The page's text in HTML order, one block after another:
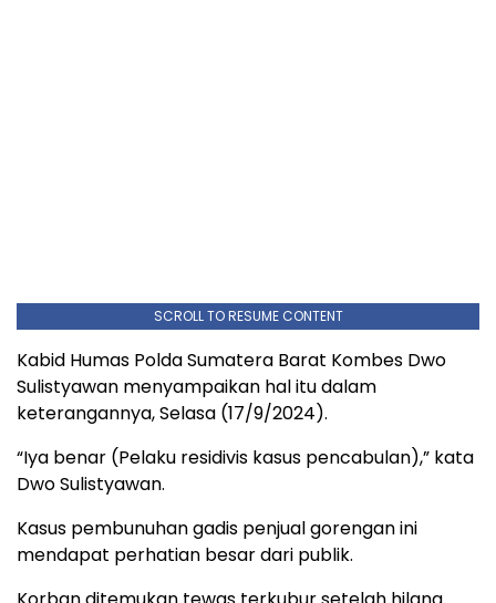
SCROLL TO RESUME CONTENT
Kabid Humas Polda Sumatera Barat Kombes Dwo
Sulistyawan menyampaikan hal itu dalam
keterangannya, Selasa (17/9/2024).
“Iya benar (Pelaku residivis kasus pencabulan),” kata
Dwo Sulistyawan.
Kasus pembunuhan gadis penjual gorengan ini
mendapat perhatian besar dari publik.